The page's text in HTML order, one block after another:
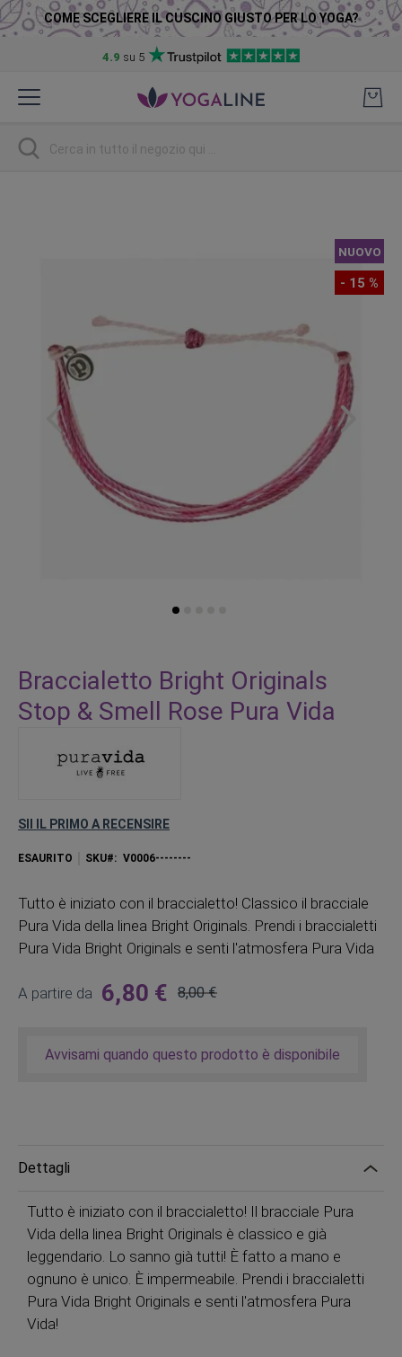
COME SCEGLIERE IL CUSCINO GIUSTO PER LO YOGA?
4.9 su 5
al
Ricerca
NUOVO
- 15 %
all'inizio
della
galleria
immagini
Braccialetto Bright Originals
Stop & Smell Rose Pura Vida
SII IL PRIMO A RECENSIRE
ESAURITO SKU V0006--------
Tutto è iniziato con il braccialetto! Classico il bracciale
Pura Vida della linea Bright Originals. Prendi i braccialetti
Pura Vida Bright Originals e senti l'atmosfera Pura Vida
A partire da 6,80 €
Prezzo
8,00 €
Avvisami quando questo prodotto è disponibile
Dettagli
Tutto è iniziato con il braccialetto! Il bracciale Pura
Vida della linea Bright Originals è classico e già
leggendario. Lo sanno già tutti! È fatto a mano e
ognuno è unico. È impermeabile. Prendi i braccialetti
Pura Vida Bright Originals e senti l'atmosfera Pura
Vida!